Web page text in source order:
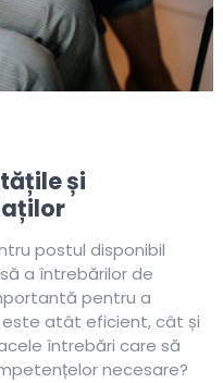
și
postul disponibil
a întrebărilor de
pentru a
atât eficient, cât și
întrebări care să
necesare?